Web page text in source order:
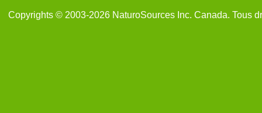
Copyrights © 2003-2026 NaturoSources Inc. Canada. Tous